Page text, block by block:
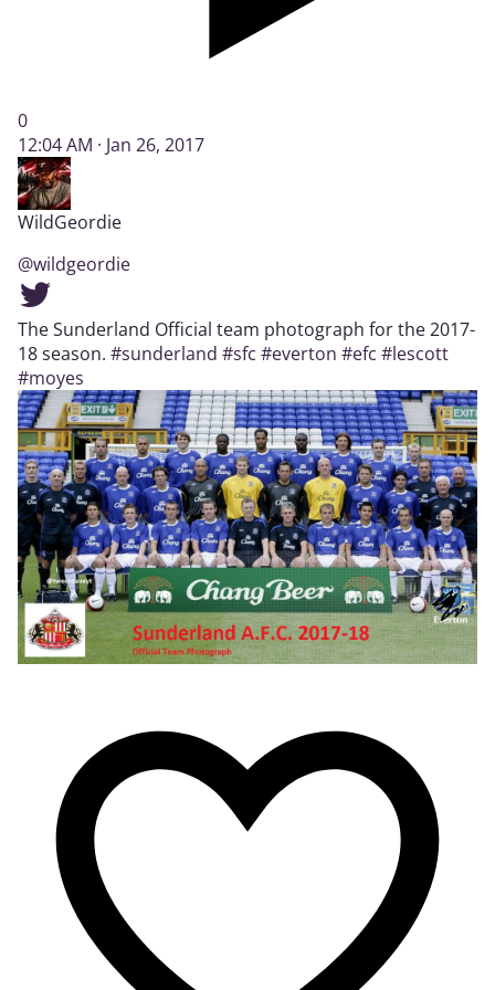
0
12:04 AM · Jan 26, 2017
WildGeordie
@wildgeordie
The Sunderland Official team photograph for the 2017-
18 season. #sunderland #sfc #everton #efc #lescott
#moyes